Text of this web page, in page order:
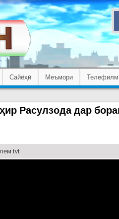
Сайёҳӣ Меъмори Телефилм
Расулзода дар
tvt